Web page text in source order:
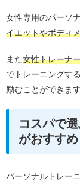
女性専用のパーソ
イエットやボディ
また女性トレーナ
でトレーニングす
励むことができます
コスパで
がおすすめ
パーソナルトレー